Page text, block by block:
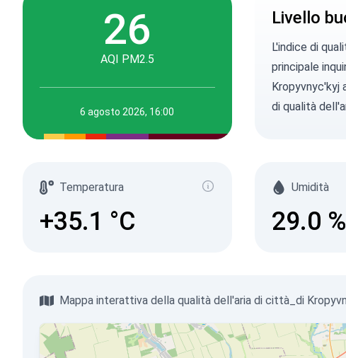
26
AQI PM2.5
6 agosto 2026, 16:00
Livello
L'indice di
principale
Kropyvnyc'kyj
di qualità
Temperatura
+35.1 °C
Umidità
29.0 %
Mappa interattiva della qualità dell'aria di città_di